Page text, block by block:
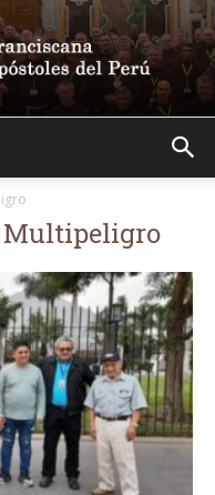
Multipeligro